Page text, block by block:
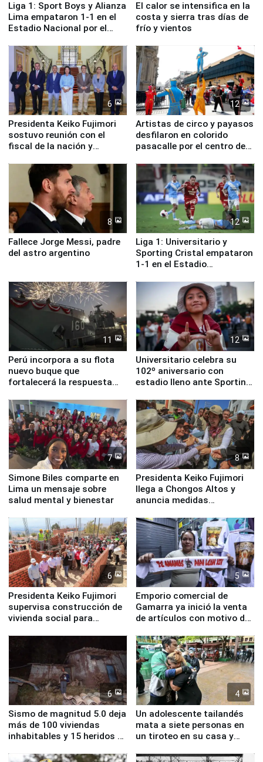
Liga 1: Sport Boys y Alianza
Lima empataron 1-1 en el
Estadio Nacional por el
El calor se intensifica en la
costa y sierra tras días de
frío y vientos
6
Presidenta Keiko Fujimori
sostuvo reunión con el
fiscal de la nación y
12
Artistas de circo y payasos
desfilaron en colorido
pasacalle por el centro de
8
Fallece Jorge Messi, padre
del astro argentino
12
Liga 1: Universitario y
Sporting Cristal empataron
1-1 en el Estadio
11
Perú incorpora a su flota
nuevo buque que
fortalecerá la respuesta
12
Universitario celebra su
102º aniversario con
estadio lleno ante Sporting
7
Simone Biles comparte en
Lima un mensaje sobre
salud mental y bienestar
8
Presidenta Keiko Fujimori
llega a Chongos Altos y
anuncia medidas
educación, salud y empleo
6
Presidenta Keiko Fujimori
supervisa construcción de
vivienda social para
5
Emporio comercial de
Gamarra ya inició la venta
de artículos con motivo de
6
Sismo de magnitud 5.0 deja
más de 100 viviendas
inhabitables y 15 heridos en
4
Un adolescente tailandés
mata a siete personas en
un tiroteo en su casa y